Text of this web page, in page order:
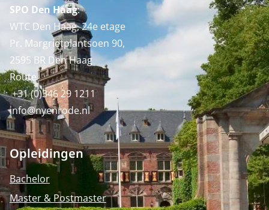
SPO Den Haag:
WTC Den Haag, 24e etage
Pr. Margrietplantsoen 90,
2595 BR Den Haag
Route
+31 (0)346 29 1211
info@nyenrode.nl
Opleidingen
Bachelor
Master & Postmaster